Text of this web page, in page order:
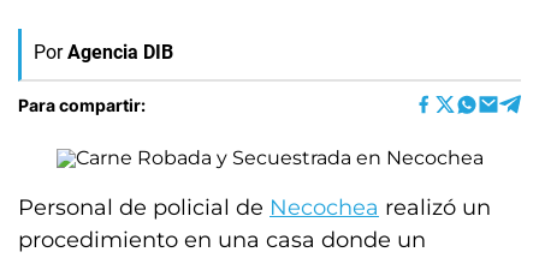
Por Agencia DIB
Para compartir:
Personal de policial de Necochea realizó un
procedimiento en una casa donde un